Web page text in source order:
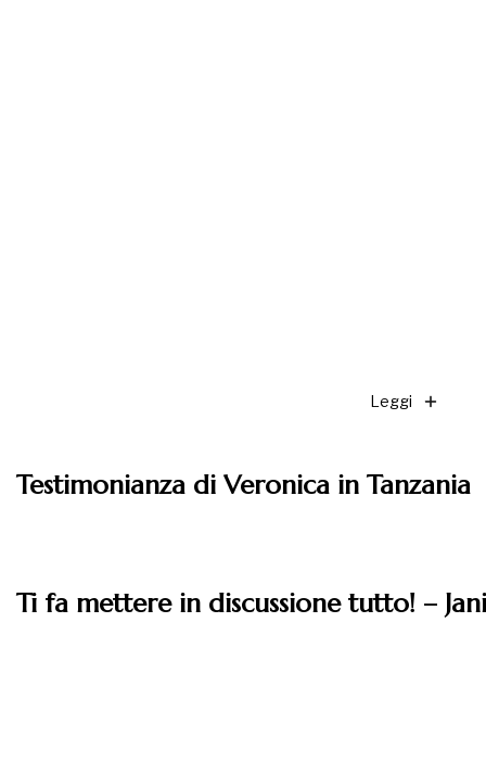
Leggi
Testimonianza di Veronica in Tanzania
Ti fa mettere in discussione tutto! –